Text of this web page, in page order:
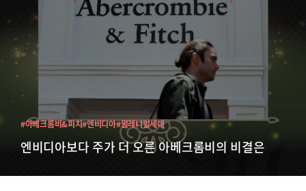
엔비디아보다 주가 더 오른 아베크롬비의 비결은
#아베크롬비&피치#엔비디아#밀레니얼세대